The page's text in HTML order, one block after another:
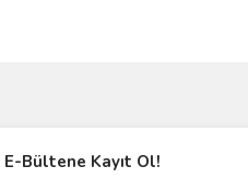
E-Bültene Kayıt Ol!